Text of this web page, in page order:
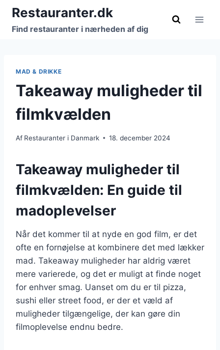
Fortsæt
indhold
Restauranter.dk
Find restauranter i nærheden af dig
MAD & DRIKKE
Takeaway muligheder til
filmkvælden
Af Restauranter i Danmark 18. december 2024
Takeaway muligheder til
filmkvælden: En guide til
madoplevelser
Når det kommer til at nyde en god film, er det
ofte en fornøjelse at kombinere det med lækker
mad. Takeaway muligheder har aldrig været
mere varierede, og det er muligt at finde noget
for enhver smag. Uanset om du er til pizza,
sushi eller street food, er der et væld af
muligheder tilgængelige, der kan gøre din
filmoplevelse endnu bedre.